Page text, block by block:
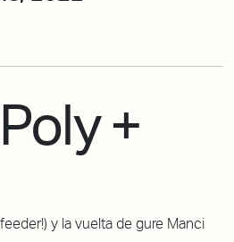
+
y la vuelta de gure Manci